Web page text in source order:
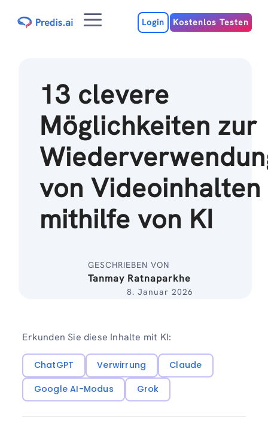
Inhalt
MenuLogin Kostenlos Testen
13 clevere
Möglichkeiten zur
von Videoinhalten
mithilfe von KI
GESCHRIEBEN VON
Tanmay Ratnaparkhe
8. Januar 2026
Erkunden Sie diese Inhalte mit KI:
ChatGPT Verwirrung
Claude
Google AI-Modus
Grok